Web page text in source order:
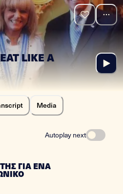
LIKE A
Media
Autoplay next
ΓΙΑ ΕΝΑ